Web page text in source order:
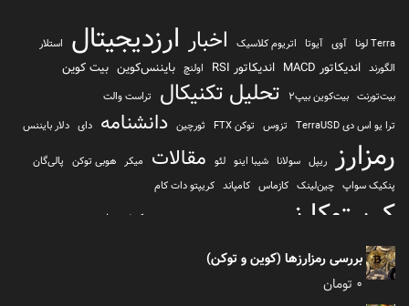
Terra لونا آوی آیوتا اتریوم کلاسیک اخبار ارزدیجیتال
استلار
الگورند اندیکاتور MACD اندیکاتور RSI اولنچ بایننس‌کوین بیت کوین
بیت‌تورنت بیت‌کوین بیپ2 تحلیل تکنیکال
تراست والت
ترا یو اس دی TerraUSD
تزوس توکن FTX ثورچین دانشنامه دای دلار بایننس
رمزارز ریپل سولانا شیبا اینو لئو مقالات میکر هوبی توکن پالی‌گان
پنکیک سواپ چین‌لینک کازماس کامپاند کریپتو دات کام
کریپتوکارنسی کیف پول
کیف پول تراست والت
بررسی رمزارزها (کوین و توکن)
0 تومان